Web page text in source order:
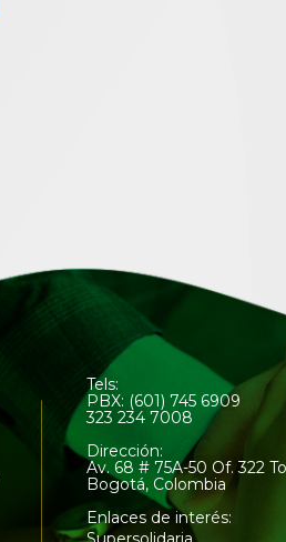
Tels:
PBX: (601) 745 6909
323 234 7008
Dirección:
Av. 68 # 75A-50 Of. 322
Bogotá, Colombia
Enlaces de interés: